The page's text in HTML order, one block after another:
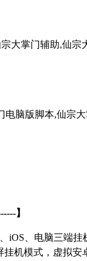
大掌门辅助,仙
脑版脚本,仙宗
】
iOS、电脑三端挂
机模式，虚拟